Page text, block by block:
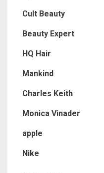
Cult Beauty
Beauty Expert
HQ Hair
Mankind
Charles Keith
Monica Vinader
apple
Nike